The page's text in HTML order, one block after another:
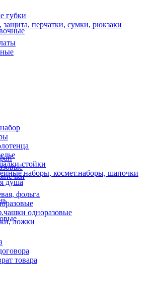
губки
перчатки, сумки, рюкзаки
стойки
наборы, космет.наборы, шапочки
душа
фольга
одноразовые
ложки
товара